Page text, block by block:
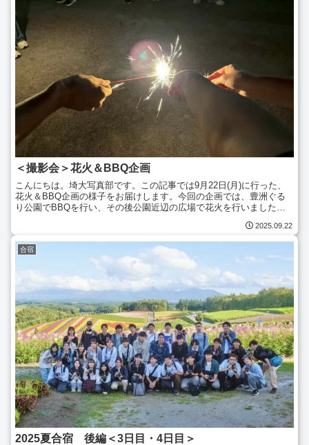
＜撮影会＞花火＆BBQ企画
こんにちは。埼大写真部です。この記事では9月22日(月)に行った、
花火＆BBQ企画の様子をお届けします。今回の企画では、豊洲ぐる
り公園でBBQを行い、その後公園近辺の広場で花火を行いました！
2025.09.22
合宿
2025夏合宿 後編＜3日目・4日目＞